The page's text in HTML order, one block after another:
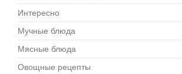
Интересно
Мучные блюда
Мясные блюда
Овощные рецепты